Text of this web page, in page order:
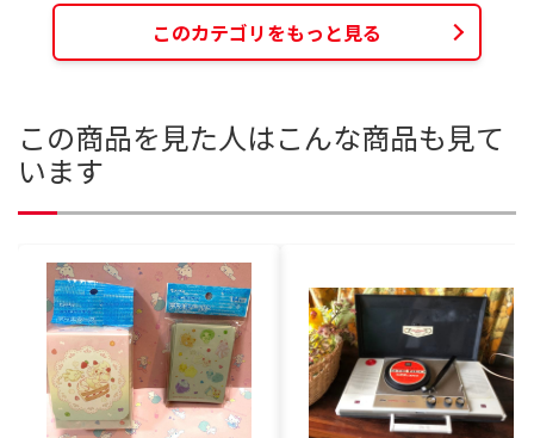
このカテゴリをもっと見る
この商品を見た人はこんな商品も見て
います